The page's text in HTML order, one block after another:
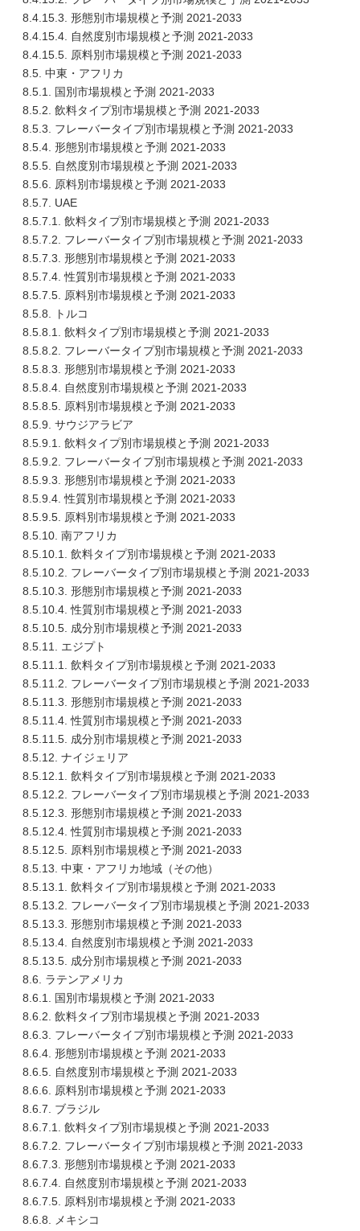
8.4.15.3. 形態別市場規模と予測 2021-2033
8.4.15.4. 自然度別市場規模と予測 2021-2033
8.4.15.5. 原料別市場規模と予測 2021-2033
8.5. 中東・アフリカ
8.5.1. 国別市場規模と予測 2021-2033
8.5.2. 飲料タイプ別市場規模と予測 2021-2033
8.5.3. フレーバータイプ別市場規模と予測 2021-2033
8.5.4. 形態別市場規模と予測 2021-2033
8.5.5. 自然度別市場規模と予測 2021-2033
8.5.6. 原料別市場規模と予測 2021-2033
8.5.7. UAE
8.5.7.1. 飲料タイプ別市場規模と予測 2021-2033
8.5.7.2. フレーバータイプ別市場規模と予測 2021-2033
8.5.7.3. 形態別市場規模と予測 2021-2033
8.5.7.4. 性質別市場規模と予測 2021-2033
8.5.7.5. 原料別市場規模と予測 2021-2033
8.5.8. トルコ
8.5.8.1. 飲料タイプ別市場規模と予測 2021-2033
8.5.8.2. フレーバータイプ別市場規模と予測 2021-2033
8.5.8.3. 形態別市場規模と予測 2021-2033
8.5.8.4. 自然度別市場規模と予測 2021-2033
8.5.8.5. 原料別市場規模と予測 2021-2033
8.5.9. サウジアラビア
8.5.9.1. 飲料タイプ別市場規模と予測 2021-2033
8.5.9.2. フレーバータイプ別市場規模と予測 2021-2033
8.5.9.3. 形態別市場規模と予測 2021-2033
8.5.9.4. 性質別市場規模と予測 2021-2033
8.5.9.5. 原料別市場規模と予測 2021-2033
8.5.10. 南アフリカ
8.5.10.1. 飲料タイプ別市場規模と予測 2021-2033
8.5.10.2. フレーバータイプ別市場規模と予測 2021-2033
8.5.10.3. 形態別市場規模と予測 2021-2033
8.5.10.4. 性質別市場規模と予測 2021-2033
8.5.10.5. 成分別市場規模と予測 2021-2033
8.5.11. エジプト
8.5.11.1. 飲料タイプ別市場規模と予測 2021-2033
8.5.11.2. フレーバータイプ別市場規模と予測 2021-2033
8.5.11.3. 形態別市場規模と予測 2021-2033
8.5.11.4. 性質別市場規模と予測 2021-2033
8.5.11.5. 成分別市場規模と予測 2021-2033
8.5.12. ナイジェリア
8.5.12.1. 飲料タイプ別市場規模と予測 2021-2033
8.5.12.2. フレーバータイプ別市場規模と予測 2021-2033
8.5.12.3. 形態別市場規模と予測 2021-2033
8.5.12.4. 性質別市場規模と予測 2021-2033
8.5.12.5. 原料別市場規模と予測 2021-2033
8.5.13. 中東・アフリカ地域（その他）
8.5.13.1. 飲料タイプ別市場規模と予測 2021-2033
8.5.13.2. フレーバータイプ別市場規模と予測 2021-2033
8.5.13.3. 形態別市場規模と予測 2021-2033
8.5.13.4. 自然度別市場規模と予測 2021-2033
8.5.13.5. 成分別市場規模と予測 2021-2033
8.6. ラテンアメリカ
8.6.1. 国別市場規模と予測 2021-2033
8.6.2. 飲料タイプ別市場規模と予測 2021-2033
8.6.3. フレーバータイプ別市場規模と予測 2021-2033
8.6.4. 形態別市場規模と予測 2021-2033
8.6.5. 自然度別市場規模と予測 2021-2033
8.6.6. 原料別市場規模と予測 2021-2033
8.6.7. ブラジル
8.6.7.1. 飲料タイプ別市場規模と予測 2021-2033
8.6.7.2. フレーバータイプ別市場規模と予測 2021-2033
8.6.7.3. 形態別市場規模と予測 2021-2033
8.6.7.4. 自然度別市場規模と予測 2021-2033
8.6.7.5. 原料別市場規模と予測 2021-2033
8.6.8. メキシコ